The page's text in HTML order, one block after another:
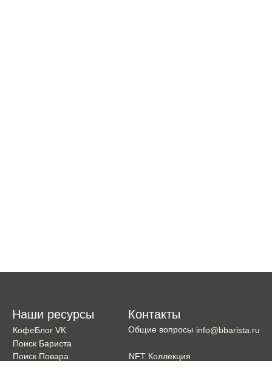
Наши ресурсы
КофеБлог VK
Поиск Бариста
Поиск Повара
Контакты
Общие вопросы info@bbarista.ru
NFT Коллекция